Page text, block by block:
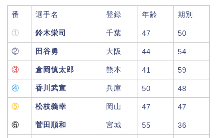
番 選手名 登録 年齢 期別
① 鈴木栄司 千葉 47 50
② 田谷勇 大阪 44 54
③ 倉岡慎太郎 熊本 41 59
④ 香川武宣 兵庫 50 48
⑤ 松枝義幸 岡山 47 47
⑥ 菅田順和 宮城 55 36